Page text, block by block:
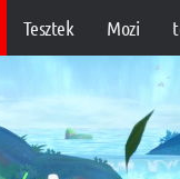
Tesztek Mozi